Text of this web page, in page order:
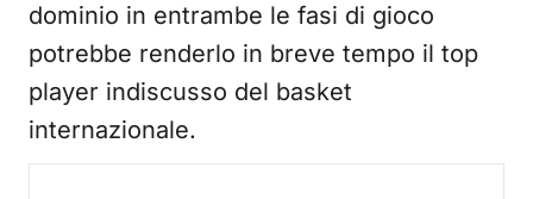
dominio in entrambe le fasi di gioco
potrebbe renderlo in breve tempo il top
player indiscusso del basket
internazionale.